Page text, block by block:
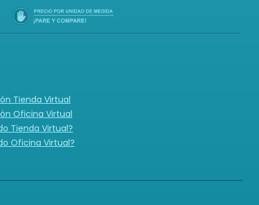
Tienda Virtual
Oficina Virtual
Tienda Virtual?
Oficina Virtual?